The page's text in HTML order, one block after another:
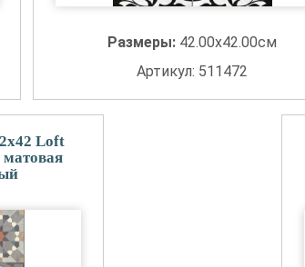
Размеры: 42.00x42.00см
Артикул: 511472
Loft